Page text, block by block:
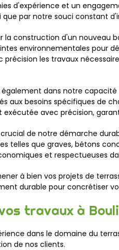
d'expérience et un
par notre souci constant
la construction d'un
environnementales pour
les travaux
également dans notre
aux besoins spécifiques de
avec précision,
de notre démarche
telles que graves, bétons
et respectueuses
à bien vos projets de
durable pour concrétiser
travaux à
dans le domaine du
de nos clients.